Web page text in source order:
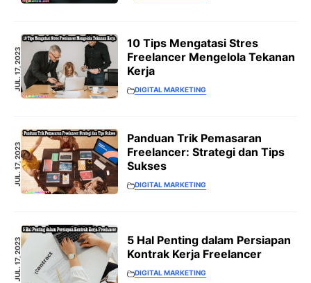
JUL. 17, 2023
10 Tips Mengatasi Stres
Freelancer Mengelola Tekanan
Kerja
DIGITAL MARKETING
JUL. 17, 2023
Panduan Trik Pemasaran
Freelancer: Strategi dan Tips
Sukses
DIGITAL MARKETING
JUL. 17, 2023
5 Hal Penting dalam Persiapan
Kontrak Kerja Freelancer
DIGITAL MARKETING